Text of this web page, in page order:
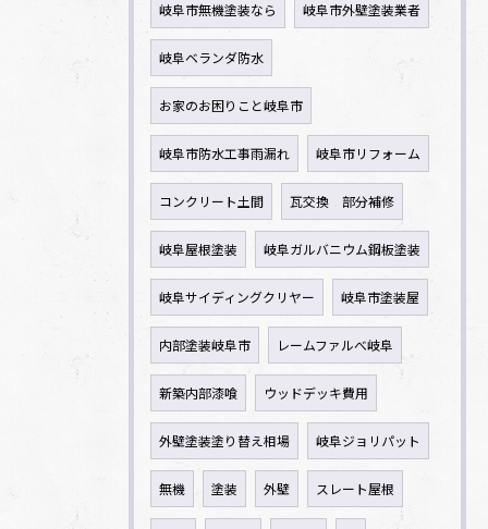
岐阜市無機塗装なら 岐阜市外壁塗装業者
岐阜ベランダ防水
お家のお困りこと岐阜市
岐阜市防水工事雨漏れ 岐阜市リフォーム
コンクリート土間 瓦交換 部分補修
岐阜屋根塗装 岐阜ガルバニウム鋼板塗装
岐阜サイディングクリヤー 岐阜市塗装屋
内部塗装岐阜市 レームファルべ岐阜
新築内部漆喰 ウッドデッキ費用
外壁塗装塗り替え相場 岐阜ジョリパット
無機 塗装 外壁 スレート屋根